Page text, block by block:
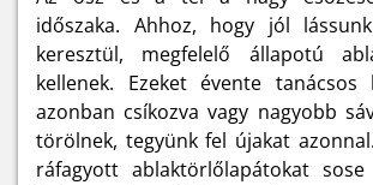
időszaka. Ahhoz, hogy jól
keresztül, megfelelő állapotú
kellenek. Ezeket évente tanácsos
azonban csíkozva vagy nagyobb
törölnek, tegyünk fel újakat
ráfagyott ablaktörlőlapátokat